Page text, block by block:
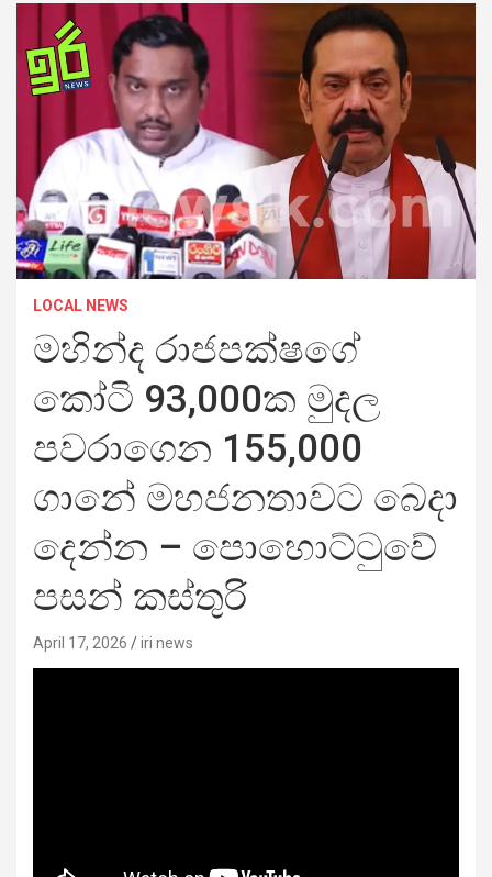
LOCAL NEWS
මහින්ද රාජපක්ෂගේ
කෝටි 93,000ක මුදල
පවරාගෙන 155,000
ගානේ මහජනතාවට බෙදා
දෙන්න – පොහොට්ටුවේ
පසන් කස්තුරි
April 17, 2026 iri news